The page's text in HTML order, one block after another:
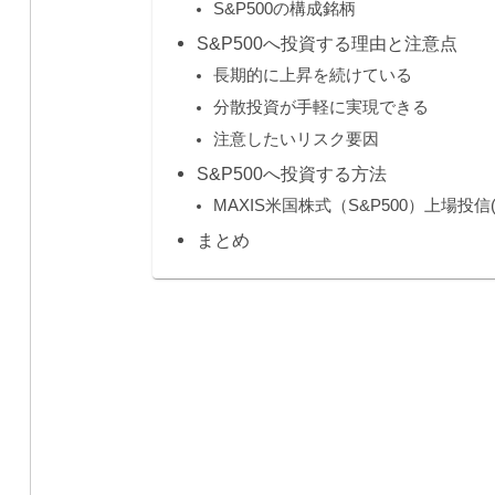
S&P500の構成銘柄
S&P500へ投資する理由と注意点
長期的に上昇を続けている
分散投資が手軽に実現できる
注意したいリスク要因
S&P500へ投資する方法
MAXIS米国株式（S&P500）上場投信
まとめ